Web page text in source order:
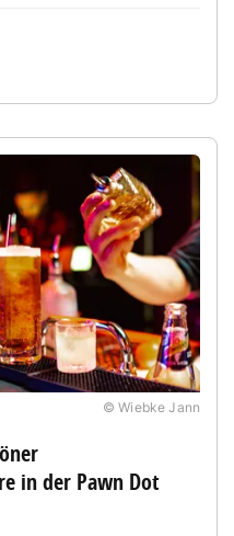
© Wiebke Jann
in der Pawn Dot